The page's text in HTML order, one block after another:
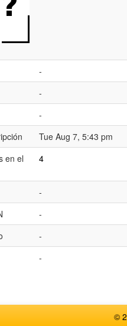
-
-
-
Tue Aug 7, 5:43 pm
en el
4
-
-
-
-
©